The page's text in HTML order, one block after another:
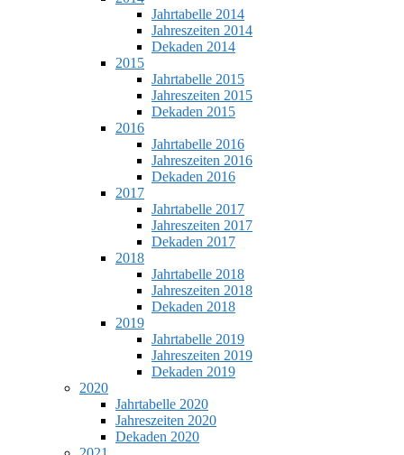
Jahrtabelle 2014
Jahreszeiten 2014
Dekaden 2014
2015
Jahrtabelle 2015
Jahreszeiten 2015
Dekaden 2015
2016
Jahrtabelle 2016
Jahreszeiten 2016
Dekaden 2016
2017
Jahrtabelle 2017
Jahreszeiten 2017
Dekaden 2017
2018
Jahrtabelle 2018
Jahreszeiten 2018
Dekaden 2018
2019
Jahrtabelle 2019
Jahreszeiten 2019
Dekaden 2019
2020
Jahrtabelle 2020
Jahreszeiten 2020
Dekaden 2020